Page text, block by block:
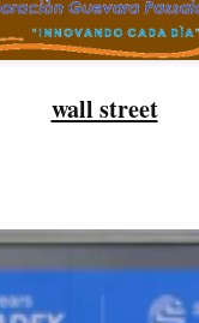
wall street